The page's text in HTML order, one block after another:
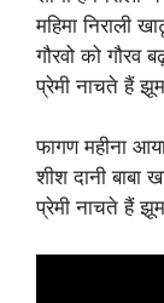
महिमा निराली
गौरवो को
प्रेमी नाचते हैं
फागण महीना
शीश दानी बाबा
प्रेमी नाचते हैं